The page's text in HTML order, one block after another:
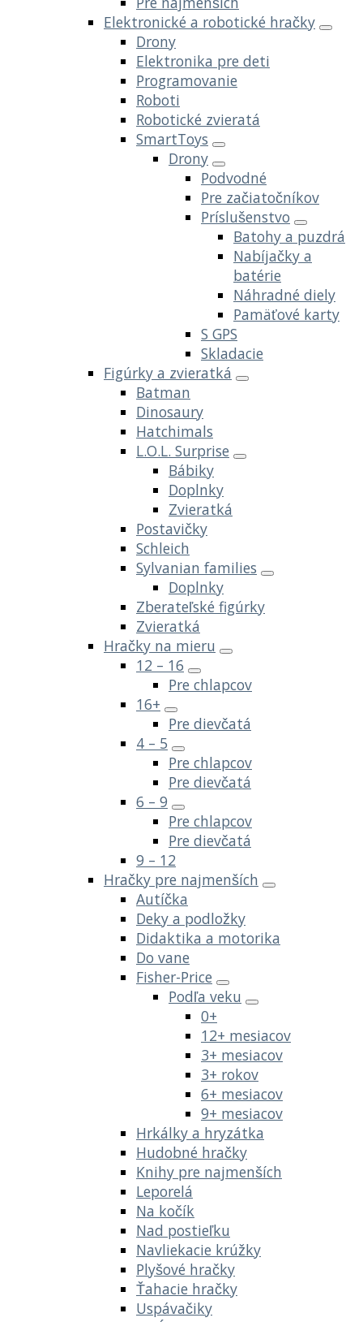
Elektronické a robotické hračky
Drony
Elektronika pre deti
Programovanie
Roboti
Robotické zvieratá
SmartToys
Drony
Podvodné
Pre začiatočníkov
Príslušenstvo
Batohy a puzdrá
Nabíjačky a
batérie
Náhradné diely
Pamäťové karty
S GPS
Skladacie
Figúrky a zvieratká
Batman
Dinosaury
Hatchimals
L.O.L. Surprise
Bábiky
Doplnky
Zvieratká
Postavičky
Schleich
Sylvanian families
Doplnky
Zberateľské figúrky
Zvieratká
Hračky na mieru
12 – 16
Pre chlapcov
16+
Pre dievčatá
4 – 5
Pre chlapcov
Pre dievčatá
6 – 9
Pre chlapcov
Pre dievčatá
9 – 12
Hračky pre najmenších
Autíčka
Deky a podložky
Didaktika a motorika
Do vane
Fisher-Price
Podľa veku
0+
12+ mesiacov
3+ mesiacov
3+ rokov
6+ mesiacov
9+ mesiacov
Hrkálky a hryzátka
Hudobné hračky
Knihy pre najmenších
Leporelá
Na kočík
Nad postieľku
Navliekacie krúžky
Plyšové hračky
Ťahacie hračky
Uspávačiky